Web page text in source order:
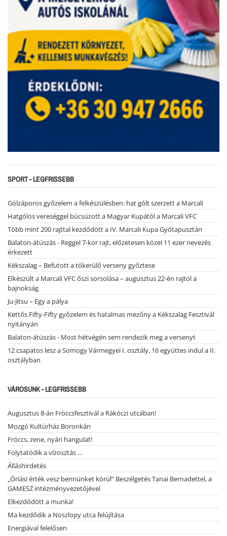
SPORT - LEGFRISSEBB
Gólzáporos győzelem a felkészülésben: hat gólt szerzett a Marcali
Hatgólos vereséggel búcsúzott a Magyar Kupától a Marcali VFC
Több mint 200 rajttal kezdődött a IV. Marcali Kupa Gyótapusztán
Balaton-átúszás - Reggel 7-kor rajt, előzetesen közel 11 ezer nevezés
érkezett
Kékszalag – Befutott a tókerülő verseny győztese
Elkészült a Marcali VFC őszi sorsolása – augusztus 22-én rajtol a
bajnokság
Ju-Jitsu – Egy a pálya
Kettős Fifty-Fifty győzelem és hatalmas mezőny a Kékszalag Fesztivál
nyitányán
Balaton-átúszás - Most hétvégén sem rendezik meg a versenyt
12 csapatos lesz a Somogy Vármegyei I. osztály, 16 együttes indul a II.
osztályban
VÁROSUNK - LEGFRISSEBB
Augusztus 8-án Fröccsfesztivál a Rákóczi utcában!
Mozgó Kultúrház Boronkán
Fröccs, zene, nyári hangulat!
Folytatódik a vízosztás ...
Álláshirdetés
„Óriási érték vesz bennünket körül” Beszélgetés Tanai Bernadettel, a
GAMESZ intézményvezetőjével
Elkezdődött a munka!
Ma kezdődik a Noszlopy utca felújítása
Energiával felelősen